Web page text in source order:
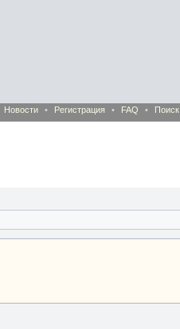
Новости • Регистрация • FAQ • Поиск